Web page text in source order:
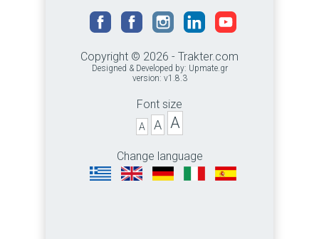
Copyright © 2026 - Trakter.com
Designed & Developed by: Upmate.gr
version: v1.8.3
Font size
A A A
Change language